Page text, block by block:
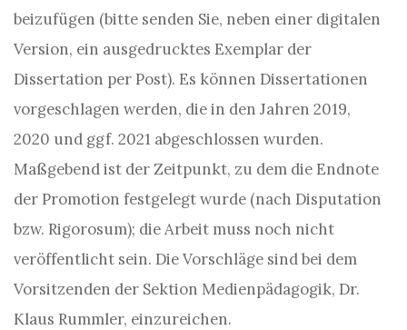
beizufügen (bitte senden Sie, neben einer digitalen
Version, ein ausgedrucktes Exemplar der
Dissertation per Post). Es können Dissertationen
vorgeschlagen werden, die in den Jahren 2019,
2020 und ggf. 2021 abgeschlossen wurden.
Maßgebend ist der Zeitpunkt, zu dem die Endnote
der Promotion festgelegt wurde (nach Disputation
bzw. Rigorosum); die Arbeit muss noch nicht
veröffentlicht sein. Die Vorschläge sind bei dem
Vorsitzenden der Sektion Medienpädagogik, Dr.
Klaus Rummler, einzureichen.